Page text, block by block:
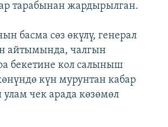
тарабынан жардырылган.
басма сөз өкүлү, генерал
айтымында, чалгын
бекетине кол салыныш
күн мурунтан кабар
чек арада көзөмөл